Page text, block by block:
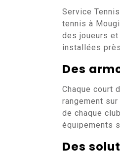
Service
tennis à
des joueurs
installées
Des
Chaque court
rangement
de chaque
équipements
Des